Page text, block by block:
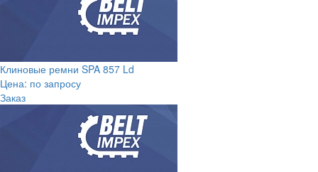
Клиновые ремни SPA 857 Ld
Цена: по запросу
Заказ